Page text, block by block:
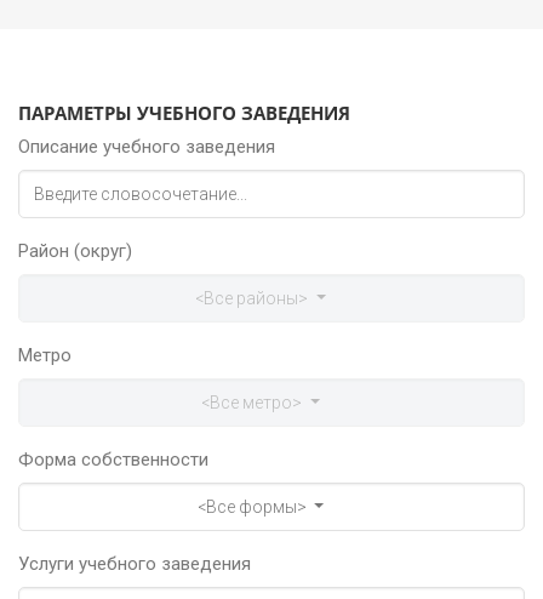
ПАРАМЕТРЫ УЧЕБНОГО ЗАВЕДЕНИЯ
Описание учебного заведения
Район (округ)
<Все районы>
Метро
<Все метро>
Форма собственности
<Все формы>
Услуги учебного заведения